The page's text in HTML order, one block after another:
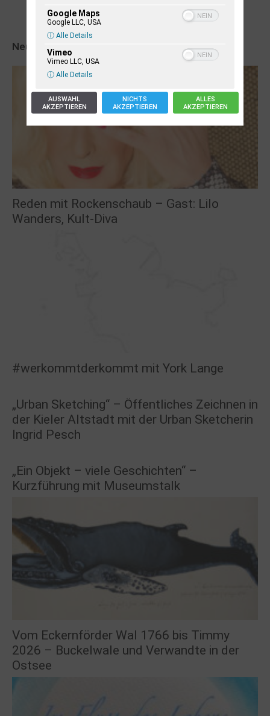
Neueste Veranstaltungseinträge
Reden mit Rockenschaub – Gast: Lilo
Wanders, Kult-Diva
#werkommtderkommt mit York Lange
„Urban Sketching“ – Öffentliches Zeichnen in
der Kieler Altstadt mit der Urban Sketcherin
Ingrid Pesch
„Ein Objekt – viele Geschichten“ –
Kurzführung mit Museumstalk
Vom Eckernförder Wal 1766 bis Timmy
2026 – Buckelwale und Verwandte in der
Ostsee
Google Maps
Google LLC, USA
ⓘ Alle Details
Vimeo
Vimeo LLC, USA
ⓘ Alle Details
AUSWAHL
AKZEPTIEREN
NICHTS
AKZEPTIEREN
ALLES
AKZEPTIEREN